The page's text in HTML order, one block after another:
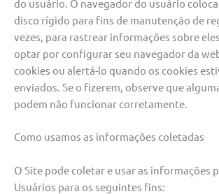
do usuário. O navegador do usuário
disco rígido para fins de manutenção de
vezes, para rastrear informações sobre
optar por configurar seu navegador da
cookies ou alertá-lo quando os cookies
enviados. Se o fizerem, observe que
podem não funcionar corretamente.
Como usamos as informações coletadas
O Site pode coletar e usar as informações
Usuários para os seguintes fins: